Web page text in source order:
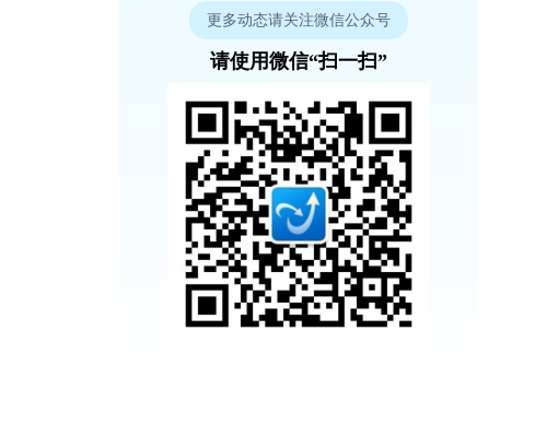
更多动态请关注微信公众号
请使用微信“扫一扫”